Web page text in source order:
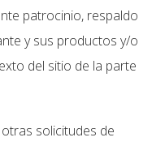
patrocinio, respaldo
y sus productos y/o
del sitio de la parte
solicitudes de